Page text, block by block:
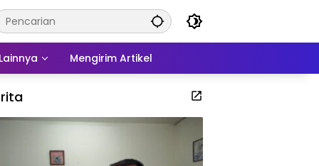
Lainnya Mengirim Artikel